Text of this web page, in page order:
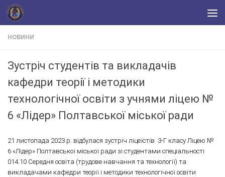
Skip to content
НОВИНИ
Зустріч студентів та викладачів
кафедри теорії і методики
технологічної освіти з учнями ліцею №
6 «Лідер» Полтавської міської ради
21 листопада 2023 р. відбулася зустріч ліцеїстів 3-Г класу Ліцею №
6 «Лідер» Полтавської міської ради зі студентами спеціальності
014.10 Середня освіта (трудове навчання та технології) та
викладачами кафедри теорії і методики технологічної освіти